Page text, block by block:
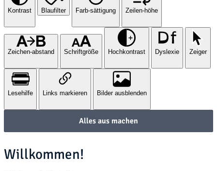
Kontrast Blaufilter Farb-sättigung Zeilen-höhe
Zeichen-abstand Schriftgröße Hochkontrast Dyslexie Zeiger
Lesehilfe Links markieren Bilder ausblenden
Alles aus machen
Willkommen!